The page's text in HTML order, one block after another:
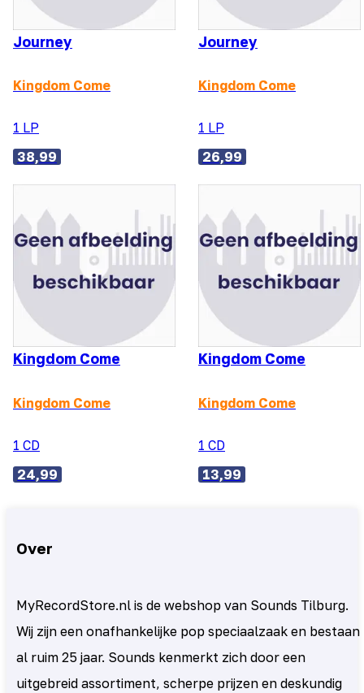
Journey
Kingdom Come
1 LP
38,99
Journey
Kingdom Come
1 LP
26,99
Kingdom Come
Kingdom Come
1 CD
24,99
Kingdom Come
Kingdom Come
1 CD
13,99
Over
MyRecordStore.nl is de webshop van Sounds Tilburg.
Wij zijn een onafhankelijke pop speciaalzaak en bestaan
al ruim 25 jaar. Sounds kenmerkt zich door een
uitgebreid assortiment, scherpe prijzen en deskundig